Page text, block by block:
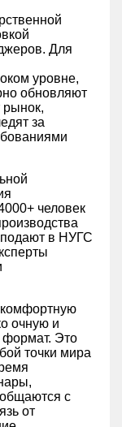
Для
уровне,
обновляют
за
человек
в НУГС
очную и
формат. Это
точки мира
с
от